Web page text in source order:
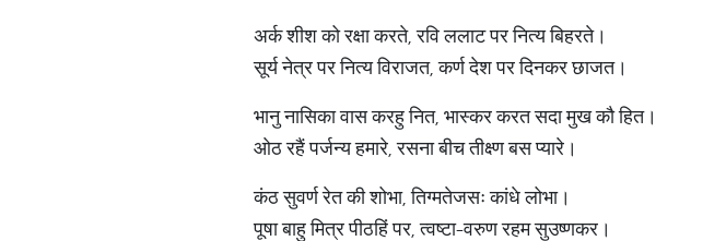
अर्क शीश को रक्षा करते, रवि ललाट पर नित्य बिहरते।
सूर्य नेत्र पर नित्य विराजत, कर्ण देश पर दिनकर छाजत।
भानु नासिका वास करहु नित, भास्कर करत सदा मुख कौ हित।
ओठ रहैं पर्जन्य हमारे, रसना बीच तीक्ष्ण बस प्यारे।
कंठ सुवर्ण रेत की शोभा, तिग्मतेजसः कांधे लोभा।
पूषा बाहु मित्र पीठहिं पर, त्वष्टा-वरुण रहम सुउष्णकर।